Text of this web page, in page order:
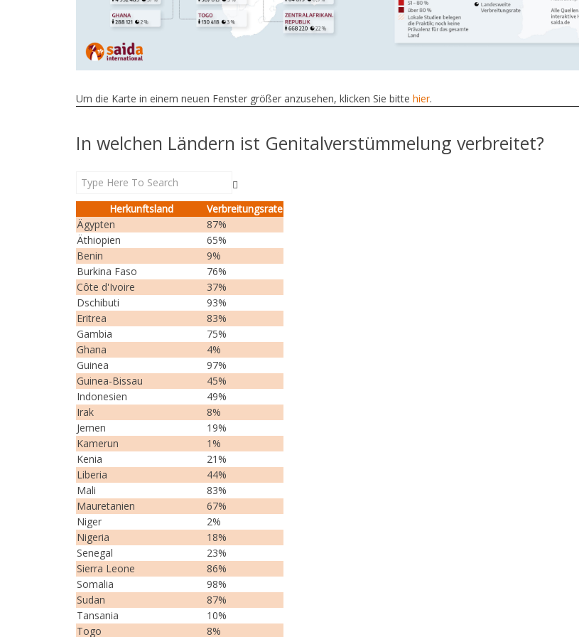
Um die Karte in einem neuen Fenster größer anzusehen, klicken Sie bitte hier.
In welchen Ländern ist Genitalverstümmelung verbreitet?
Herkunftsland
Verbreitungsrate
Ägypten
87%
Äthiopien
65%
Benin
9%
Burkina Faso
76%
Côte d'Ivoire
37%
Dschibuti
93%
Eritrea
83%
Gambia
75%
Ghana
4%
Guinea
97%
Guinea-Bissau
45%
Indonesien
49%
Irak
8%
Jemen
19%
Kamerun
1%
Kenia
21%
Liberia
44%
Mali
83%
Mauretanien
67%
Niger
2%
Nigeria
18%
Senegal
23%
Sierra Leone
86%
Somalia
98%
Sudan
87%
Tansania
10%
Togo
8%